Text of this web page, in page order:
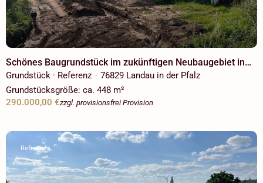
Schönes Baugrundstück im zukünftigen Neubaugebiet in
Landau! Voll Erschlossen für freistehendes
Einfamilienhaus!
Grundstück · Referenz · 76829 Landau in der Pfalz
Grundstücksgröße: ca. 448 m²
290.000,00 €zzgl. provisionsfrei Provision
Referenz